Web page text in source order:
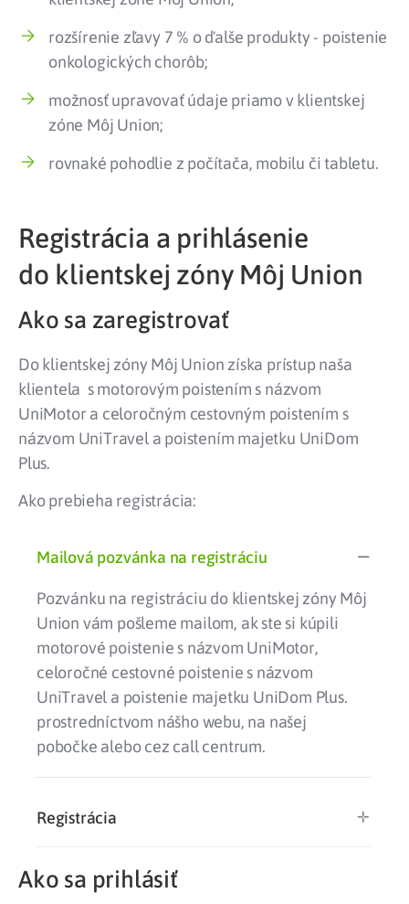
rozšírenie zľavy 7 % o ďalše produkty - poistenie
onkologických chorôb;
možnosť upravovať údaje priamo v klientskej
zóne Môj Union;
rovnaké pohodlie z počítača, mobilu či tabletu.
Registrácia a prihlásenie
do klientskej zóny Môj Union
Ako sa zaregistrovať
Do klientskej zóny Môj Union získa prístup naša
klientela s motorovým poistením s názvom
UniMotor a celoročným cestovným poistením s
názvom UniTravel a poistením majetku UniDom
Plus.
Ako prebieha registrácia:
Mailová pozvánka na registráciu
Pozvánku na registráciu do klientskej zóny Môj
Union vám pošleme mailom, ak ste si kúpili
motorové poistenie s názvom UniMotor,
celoročné cestovné poistenie s názvom
UniTravel a poistenie majetku UniDom Plus.
prostredníctvom nášho webu, na našej
pobočke alebo cez call centrum.
Registrácia
Ako sa prihlásiť